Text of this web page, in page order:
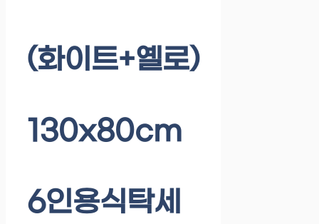
(화이트+옐로)
130x80cm
6인용식탁세